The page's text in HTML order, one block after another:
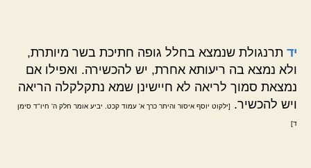
יד תרנגולת שנמצא בחלל גופה חתיכת בשר מיותרת,
ולא נמצא בה ריעותא אחרת, יש להכשירה. ואפילו אם
נמצאת סמוך לריאה לא חיישינן שמא נתקלקלה הריאה
ויש להכשיר.
[ילקוט יוסף איסור והיתר כרך א' עמוד קכט. יביע אומר חלק ה' חיו"ד סימן
ד]